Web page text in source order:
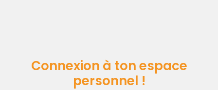
Connexion à ton espace
personnel !